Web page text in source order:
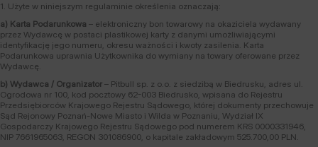
1. Użyte w niniejszym regulaminie określenia oznaczają:
a) Karta Podarunkowa – elektroniczny bon towarowy na okaziciela wydawany
przez Wydawcę w postaci plastikowej karty z danymi umożliwiającymi
identyfikację jego numeru, okresu ważności i kwoty zasilenia. Karta
Podarunkowa uprawnia Użytkownika do wymiany na towary oferowane przez
Wydawcę.
b) Wydawca / Organizator – Pitbull sp. z o.o. z siedzibą w Biedrusku, adres ul.
Ogrodowa nr 100, kod pocztowy 62-003 Biedrusko, wpisana do Rejestru
Przedsiębiorców Krajowego Rejestru Sądowego, której dokumenty przechowuje
Sąd Rejonowy Poznań-Nowe Miasto i Wilda w Poznaniu, Wydział IX
Gospodarczy Krajowego Rejestru Sądowego pod numerem KRS 0000331946,
NIP 7661965063, REGON 301086900, o kapitale zakładowym 525.700,00 PLN.